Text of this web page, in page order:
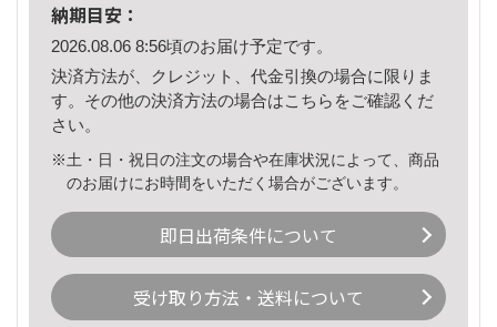
納期目安：
2026.08.06 8:56頃のお届け予定です。
決済方法が、クレジット、代金引換の場合に限りま
す。その他の決済方法の場合はこちら をご確認くだ
さい。
※土・日・祝日の注文の場合や在庫状況によって、商品
のお届けにお時間をいただく場合がございます。
即日出荷条件について
受け取り方法・送料について